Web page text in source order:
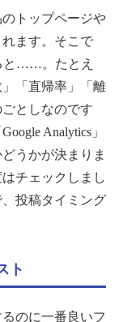
トップページや
ます。そこで
と……。たとえ
「直帰率」「離
としなのです
Analytics」
うかが決まりま
チェックしまし
投稿タイミング
ト
のに一番良いフ